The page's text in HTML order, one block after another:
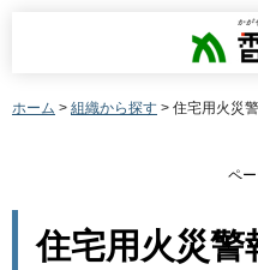
ホーム > 組織から探す > 住宅用火災
ペ
住宅用火災警